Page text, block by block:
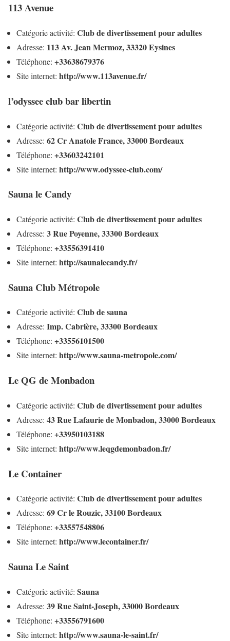
113 Avenue
Catégorie activité: Club de divertissement pour adultes
Adresse: 113 Av. Jean Mermoz, 33320 Eysines
Téléphone: +33638679376
Site internet: http://www.113avenue.fr/
l’odyssee club bar libertin
Catégorie activité: Club de divertissement pour adultes
Adresse: 62 Cr Anatole France, 33000 Bordeaux
Téléphone: +33603242101
Site internet: http://www.odyssee-club.com/
Sauna le Candy
Catégorie activité: Club de divertissement pour adultes
Adresse: 3 Rue Poyenne, 33300 Bordeaux
Téléphone: +33556391410
Site internet: http://saunalecandy.fr/
Sauna Club Métropole
Catégorie activité: Club de sauna
Adresse: Imp. Cabrière, 33300 Bordeaux
Téléphone: +33556101500
Site internet: http://www.sauna-metropole.com/
Le QG de Monbadon
Catégorie activité: Club de divertissement pour adultes
Adresse: 43 Rue Lafaurie de Monbadon, 33000 Bordeaux
Téléphone: +33950103188
Site internet: http://www.leqgdemonbadon.fr/
Le Container
Catégorie activité: Club de divertissement pour adultes
Adresse: 69 Cr le Rouzic, 33100 Bordeaux
Téléphone: +33557548806
Site internet: http://www.lecontainer.fr/
Sauna Le Saint
Catégorie activité: Sauna
Adresse: 39 Rue Saint-Joseph, 33000 Bordeaux
Téléphone: +33556791600
Site internet: http://www.sauna-le-saint.fr/